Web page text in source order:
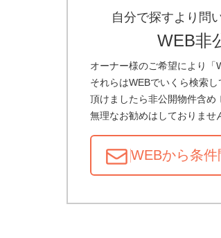
自分で探すより問
WEB非
オーナー様のご希望により「
それらはWEBでいくら検索
頂けましたら非公開物件含め
無理なお勧めはしておりませ
WEBから条